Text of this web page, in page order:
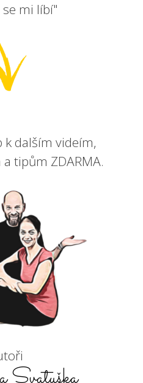
se mi líbí"
dalším videím,
tipům ZDARMA.